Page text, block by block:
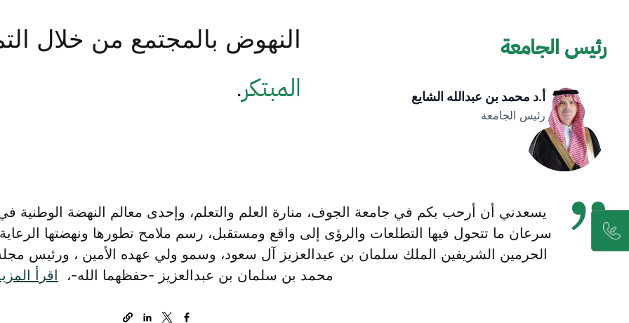
رئيس الجامعة
أ.د محمد بن عبدالله الشايع
رئيس الجامعة
النهوض بالمجتمع من خلال
المبتكر.
يسعدني أن أرحب بكم في جامعة الجوف، منارة العلم والتعلم، وإحدى معالم النهضة الوطنية
سرعان ما تتحول فيها التطلعات والرؤى إلى واقع ومستقبل، رسم ملامح تطورها ونهضتها
الحرمين الشريفين الملك سلمان بن عبدالعزيز آل سعود، وسمو ولي عهده الأمين ، ورئيس
محمد بن سلمان بن عبدالعزيز -حفظهما الله-، اقرأ